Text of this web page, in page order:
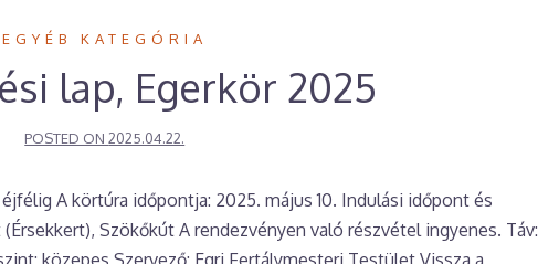
EGYÉB KATEGÓRIA
lap, Egerkör 2025
POSTED ON2025.04.22.
éjfélig A körtúra időpontja: 2025. május 10. Indulási időpont és
Szökőkút A rendezvényen való részvétel ingyenes. Táv: